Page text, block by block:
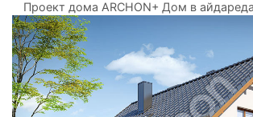
Проект дома ARCHON+ Дом в